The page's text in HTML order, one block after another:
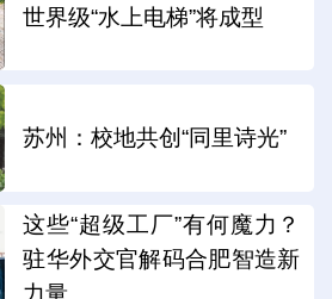
世界级“水上电梯”将成型
苏州：校地共创“同里诗光”
这些“超级工厂”有何魔力？
驻华外交官解码合肥智造新